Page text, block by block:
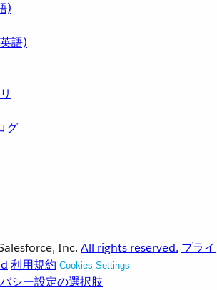
)
語)
グ
Inc. All rights reserved. プライ
利用規約 Cookies Settings
シー設定の選択肢